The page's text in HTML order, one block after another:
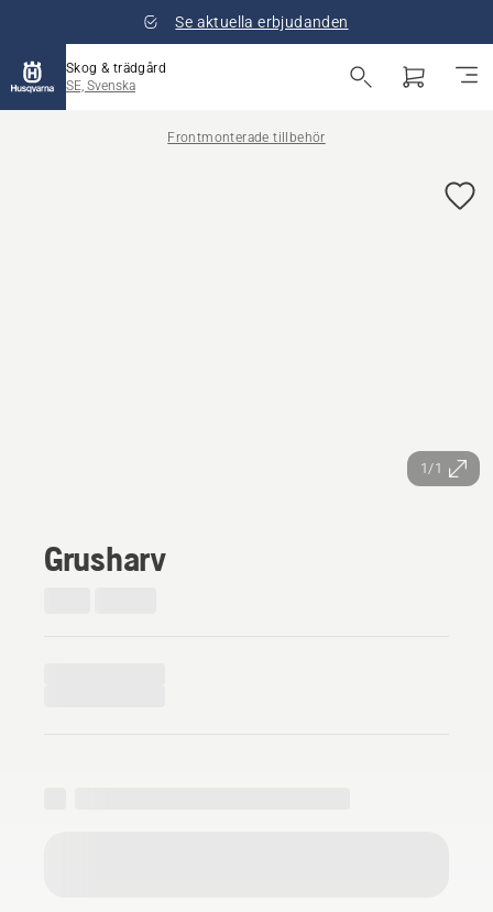
Se aktuella erbjudanden
Skog & trädgård
SE, Svenska
Frontmonterade tillbehör
1/1
Grusharv